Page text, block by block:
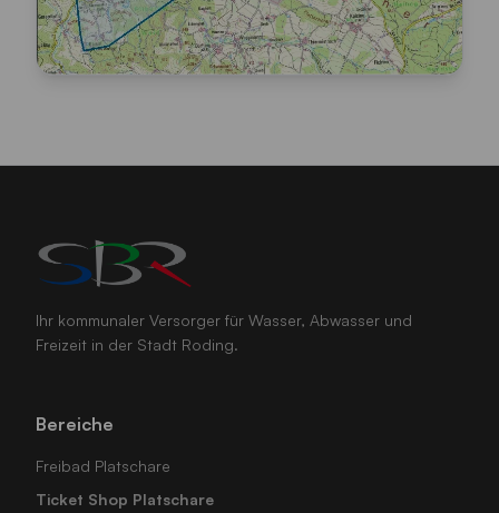
Ihr kommunaler Versorger für Wasser, Abwasser und
Freizeit in der Stadt Roding.
Bereiche
Freibad Platschare
Ticket Shop Platschare